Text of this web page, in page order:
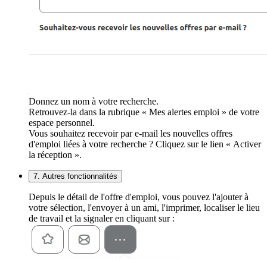
Donnez un nom à votre recherche.
Retrouvez-la dans la rubrique « Mes alertes emploi » de votre
espace personnel.
Vous souhaitez recevoir par e-mail les nouvelles offres
d'emploi liées à votre recherche ? Cliquez sur le lien « Activer
la réception ».
7. Autres fonctionnalités
Depuis le détail de l'offre d'emploi, vous pouvez l'ajouter à
votre sélection, l'envoyer à un ami, l'imprimer, localiser le lieu
de travail et la signaler en cliquant sur :